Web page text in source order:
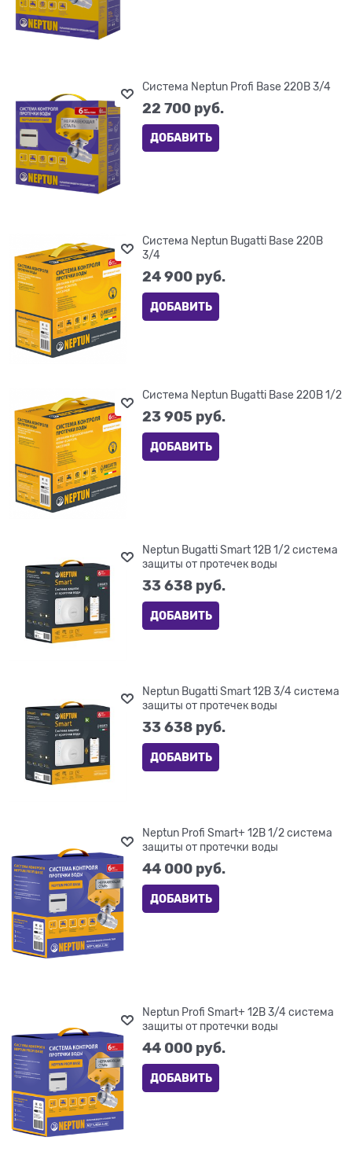
Система Neptun Profi Base 220В 3/4
22 700 руб.
ДОБАВИТЬ
Система Neptun Bugatti Base 220В
3/4
24 900 руб.
ДОБАВИТЬ
Система Neptun Bugatti Base 220В 1/2
23 905 руб.
ДОБАВИТЬ
Neptun Bugatti Smart 12В 1/2 система
защиты от протечек воды
33 638 руб.
ДОБАВИТЬ
Neptun Bugatti Smart 12В 3/4 система
защиты от протечек воды
33 638 руб.
ДОБАВИТЬ
Neptun Profi Smart+ 12В 1/2 система
защиты от протечки воды
44 000 руб.
ДОБАВИТЬ
Neptun Profi Smart+ 12В 3/4 система
защиты от протечки воды
44 000 руб.
ДОБАВИТЬ